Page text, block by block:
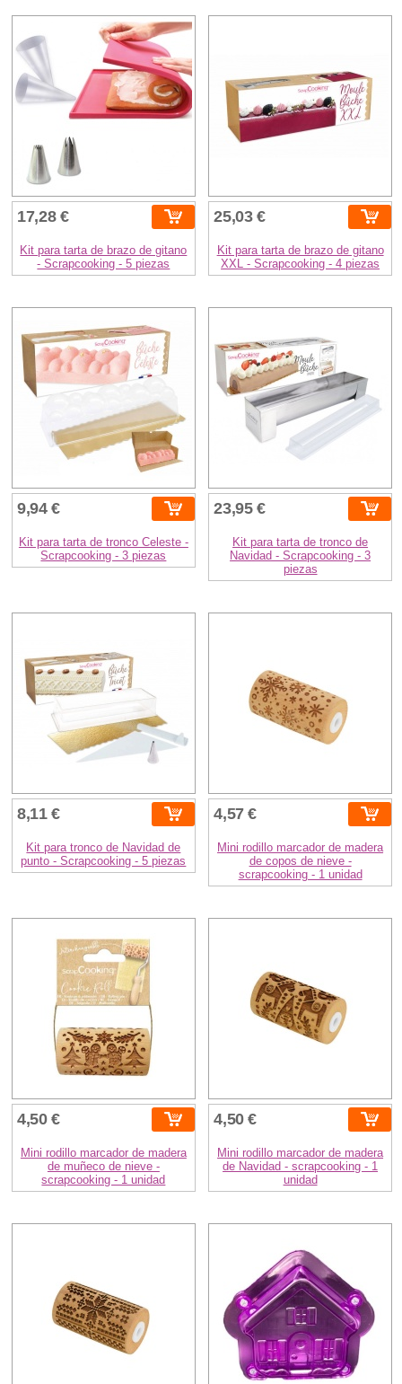
17,28 €
Kit para tarta de brazo de gitano
- Scrapcooking - 5 piezas
25,03 €
Kit para tarta de brazo de gitano
XXL - Scrapcooking - 4 piezas
9,94 €
Kit para tarta de tronco Celeste -
Scrapcooking - 3 piezas
23,95 €
Kit para tarta de tronco de
Navidad - Scrapcooking - 3
piezas
8,11 €
Kit para tronco de Navidad de
punto - Scrapcooking - 5 piezas
4,57 €
Mini rodillo marcador de madera
de copos de nieve -
scrapcooking - 1 unidad
4,50 €
Mini rodillo marcador de madera
de muñeco de nieve -
scrapcooking - 1 unidad
4,50 €
Mini rodillo marcador de madera
de Navidad - scrapcooking - 1
unidad